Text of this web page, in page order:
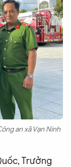
an xã Vạn Ninh
Trưởng